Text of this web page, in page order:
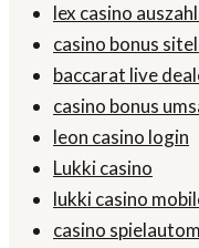
lex casino
casino bonus
baccarat live
casino bonus
leon casino login
Lukki casino
lukki casino
casino